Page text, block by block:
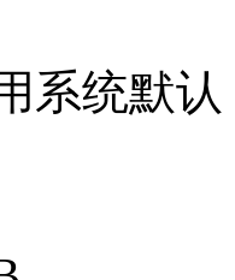
系统默认